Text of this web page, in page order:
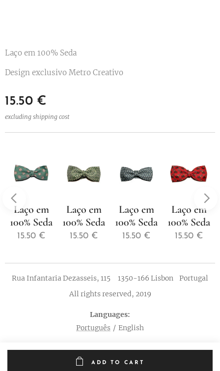
Laço em 100% Seda
Design exclusivo Metro Creativo
15.50 €
excluding shipping cost
ADD TO CART
Laço em
100% Seda
15.50 €
Laço em
100% Seda
15.50 €
Laço em
100% Seda
15.50 €
Laço em
100% Seda
15.50 €
Rua Infantaria Dezasseis, 115 1350-166 Lisbon Portugal
All rights reserved, 2019
Languages
Português
English